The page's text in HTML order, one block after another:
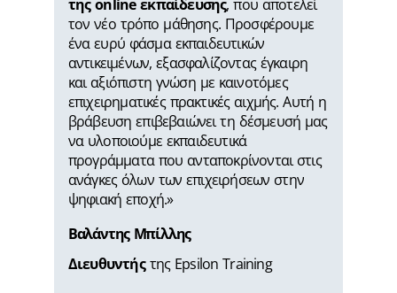
της online εκπαίδευσης, που αποτελεί
τον νέο τρόπο μάθησης. Προσφέρουμε
ένα ευρύ φάσμα εκπαιδευτικών
αντικειμένων, εξασφαλίζοντας έγκαιρη
και αξιόπιστη γνώση με καινοτόμες
επιχειρηματικές πρακτικές αιχμής. Αυτή η
βράβευση επιβεβαιώνει τη δέσμευσή μας
να υλοποιούμε εκπαιδευτικά
προγράμματα που ανταποκρίνονται στις
ανάγκες όλων των επιχειρήσεων στην
ψηφιακή εποχή.»
Βαλάντης Mπίλλης
Διευθυντήςτης Epsilon Training